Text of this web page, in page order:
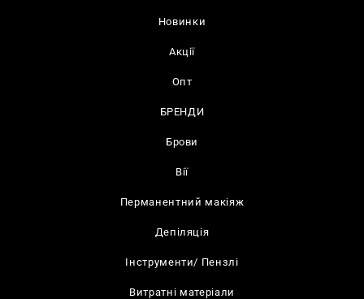
Новинки
Акції
Опт
БРЕНДИ
Брови
Вії
Перманентний макіяж
Депіляція
Інструменти/ Пензлі
Витратні матеріали